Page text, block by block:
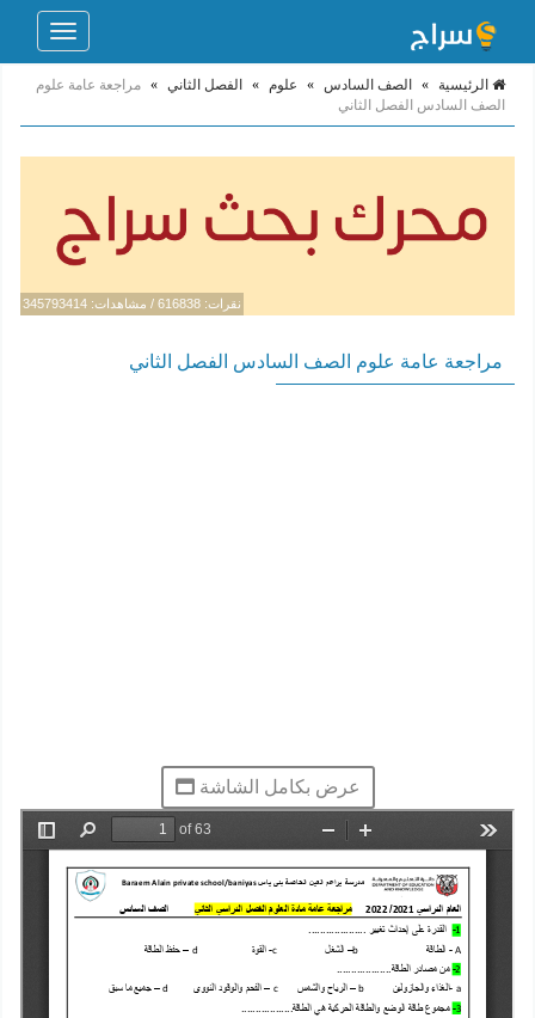
Toggle
الرئيسية » الصف السادس » علوم » الفصل الثاني » مراجعة عامة علوم
الصف السادس الفصل الثاني
نقرات: 616838 / مشاهدات: 345793414
مراجعة عامة علوم الصف السادس الفصل الثاني
عرض بكامل الشاشة